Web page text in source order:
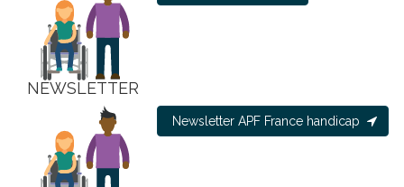
NEWSLETTER
Newsletter APF France handicap